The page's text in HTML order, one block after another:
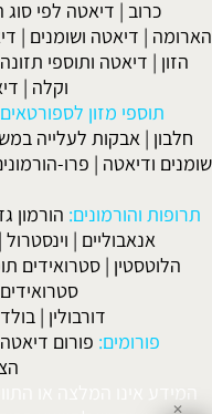
כרוב | דיאטה לפי
הארומה | דיאטה ושומנים |
הזון | דיאטה ותוספי תזונה
וקלה |
תוספי מזון
חלבון | אבקות לעלייה
שומנים ודיאטה | פרו-
תרופות והורמונים: הורמון
אנאבוליים | וינסטרול |
הלוטסטין | סטרואידים
סטרואידים
דורבולין |
פורומים: פורום
המידע אינו המלצה או
✕